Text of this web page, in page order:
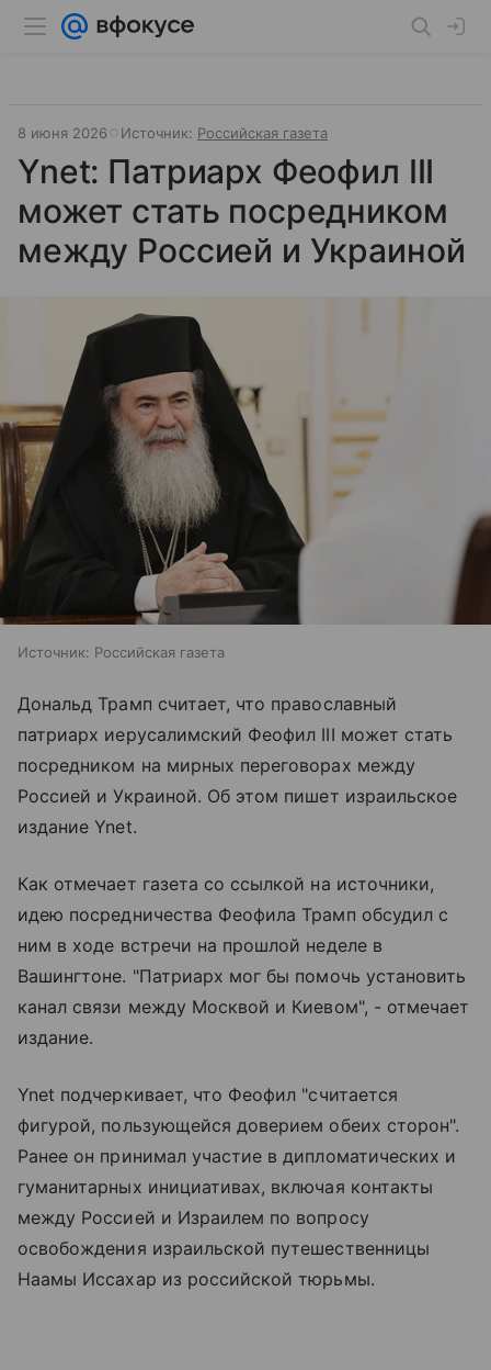
8 июня 2026 Источник: Российская газета
Ynet: Патриарх Феофил III
может стать посредником
между Россией и Украиной
Источник: Российская газета
Дональд Трамп считает, что православный
патриарх иерусалимский Феофил III может стать
посредником на мирных переговорах между
Россией и Украиной. Об этом пишет израильское
издание Ynet.
Как отмечает газета со ссылкой на источники,
идею посредничества Феофила Трамп обсудил с
ним в ходе встречи на прошлой неделе в
Вашингтоне. "Патриарх мог бы помочь установить
канал связи между Москвой и Киевом", - отмечает
издание.
Ynet подчеркивает, что Феофил "считается
фигурой, пользующейся доверием обеих сторон".
Ранее он принимал участие в дипломатических и
гуманитарных инициативах, включая контакты
между Россией и Израилем по вопросу
освобождения израильской путешественницы
Наамы Иссахар из российской тюрьмы.